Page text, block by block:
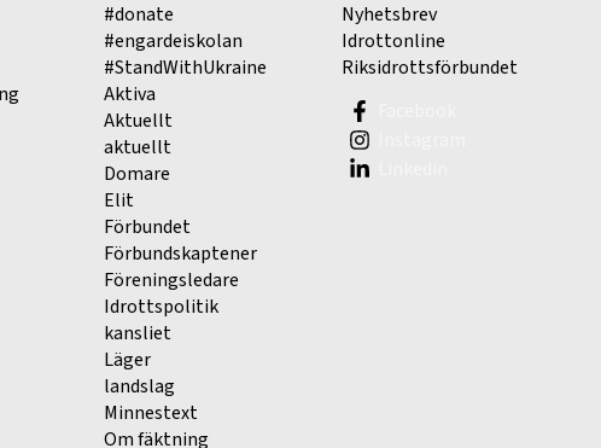
#donate
#engardeiskolan
#StandWithUkraine
Aktiva
Aktuellt
aktuellt
Domare
Elit
Förbundet
Förbundskaptener
Föreningsledare
Idrottspolitik
kansliet
Läger
landslag
Minnestext
Om fäktning
Nyhetsbrev
Idrottonline
Riksidrottsförbundet